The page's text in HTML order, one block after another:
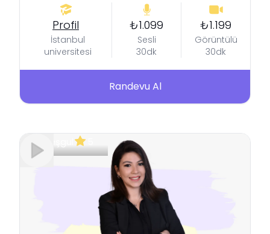
Profil
İstanbul
universitesi
₺1.099
Sesli
30dk
₺1.199
Görüntülü
30dk
Randevu Al